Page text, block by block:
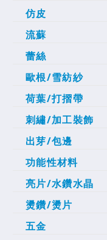
仿皮
流蘇
蕾絲
歐根/雪紡紗
荷葉/打摺帶
刺繡/加工裝飾
出芽/包邊
功能性材料
亮片/水鑽水晶
燙鑽/燙片
五金